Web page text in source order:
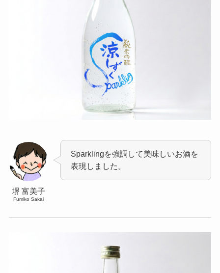
堺 富美子
Fumiko Sakai
Sparklingを強調して美味しいお酒を
表現しました。